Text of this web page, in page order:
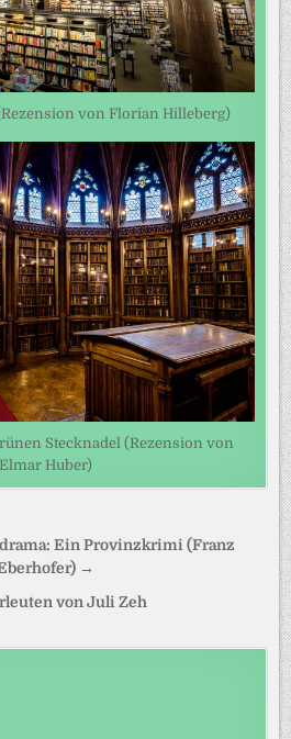
von Florian Hilleberg)
Stecknadel (Rezension von
Elmar Huber)
Ein Provinzkrimi (Franz
→
von Juli Zeh